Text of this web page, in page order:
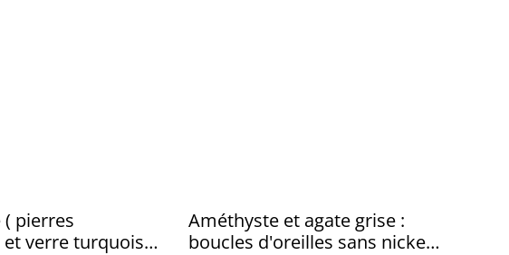
pierres
verre turquoise,
Améthyste et agate grise :
boucles d'oreilles sans nickel,